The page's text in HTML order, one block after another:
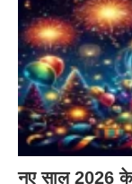
नए साल 2026